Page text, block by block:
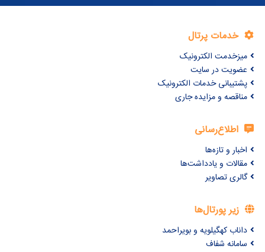
خدمات پرتال
میزخدمت الکترونیک
عضویت در سایت
پشتیبانی خدمات الکترونیک
مناقصه و مزایده جاری
اطلاع‌رسانی
اخبار و تازه‌ها
مقالات و یادداشت‌ها
گالری تصاویر
زیر پورتال‌ها
داناب کهگیلویه و بویراحمد
سامانه شفاف